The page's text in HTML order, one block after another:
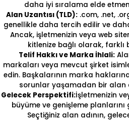
daha iyi sıralama elde
Alan Uzantısı (TLD):.com, .net,
genellikle daha tercih edilir ve
Ancak, işletmenizin veya web
kitlenize bağlı olarak, farklı
Telif Hakkı ve Marka İhlali:
markaları veya mevcut şirket
edin. Başkalarının marka
sorunlar yaşamadan bir alan
Gelecek Perspektifi:İşletmenizin
büyüme ve genişleme
Seçtiğiniz alan adının,